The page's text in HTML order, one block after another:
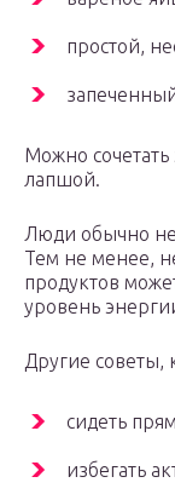
простой,
Можно сочетать
лапшой.
Люди обычно не
Тем не менее,
продуктов
уровень
Другие советы,
сидеть
избегать